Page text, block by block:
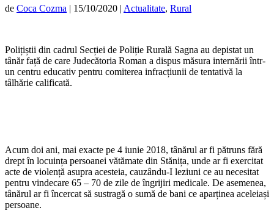
de Coca Cozma | 15/10/2020 | Actualitate, Rural
Polițiștii din cadrul Secției de Poliție Rurală Sagna au depistat un
tânăr față de care Judecătoria Roman a dispus măsura internării într-
un centru educativ pentru comiterea infracțiunii de tentativă la
tâlhărie calificată.
Acum doi ani, mai exacte pe 4 iunie 2018, tânărul ar fi pătruns fără
drept în locuința persoanei vătămate din Stănița, unde ar fi exercitat
acte de violență asupra acesteia, cauzându-I leziuni ce au necesitat
pentru vindecare 65 – 70 de zile de îngrijiri medicale. De asemenea,
tânărul ar fi încercat să sustragă o sumă de bani ce aparținea aceleiași
persoane.